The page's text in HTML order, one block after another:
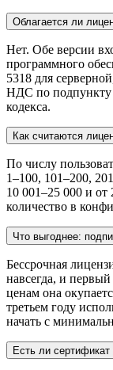
Облагается ли
Нет. Обе версии
программного
5318 для
НДС по подпункту
кодекса.
Как считаются
По числу
1–100, 101–200,
10 001–25 000 и от
количество в
Что выгоднее:
Бессрочная
навсегда, и
ценам она
третьем году
начать с
Есть ли